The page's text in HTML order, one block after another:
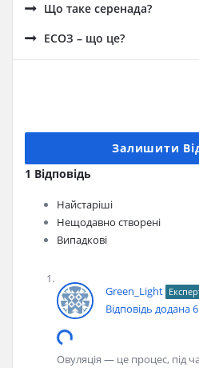
Що таке серенада?
ЕСОЗ – що це?
Залишити
1 Відповідь
Найстаріші
Нещодавно створені
Випадкові
Green_Light
Відповідь додана
Овуляція — це процес, під